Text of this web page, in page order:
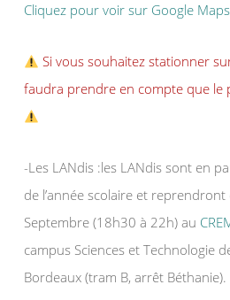
Cliquez pour voir sur Google Maps
Si vous souhaitez stationner
faudra prendre en compte que le
-Les LANdis :les LANdis sont en
de l’année scolaire et
Septembre (18h30 à 22h) au
campus Sciences et Technologie
Bordeaux (tram B, arrêt Béthanie).